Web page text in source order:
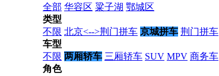
全部 华容区 粱子湖 鄂城区
类型
不限 北京<-->荆门拼车 京城拼车 荆门拼车
车型
不限 两厢轿车 三厢轿车 SUV MPV 商务车
角色